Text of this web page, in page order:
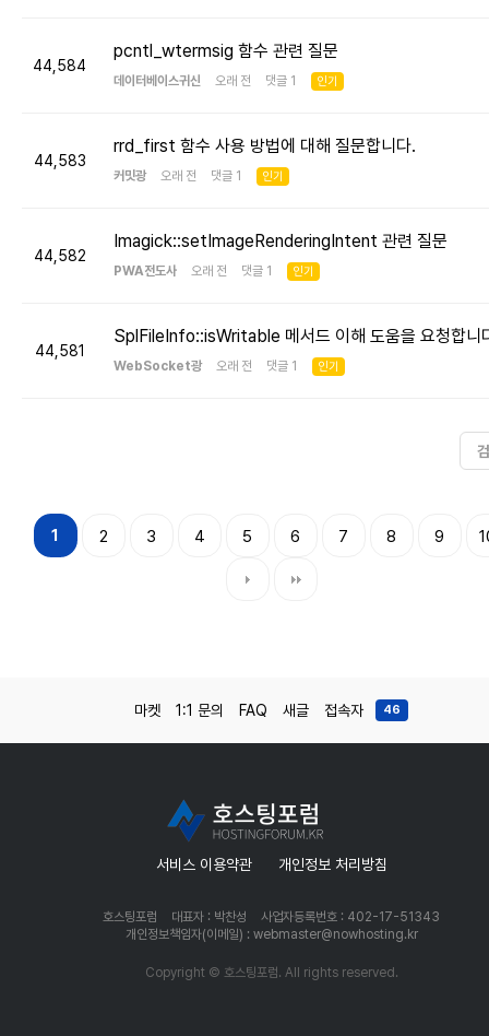
44,584
pcntl_wtermsig 함수 관련 질문
데이터베이스귀신 오래 전 댓글 1 인기
44,583
rrd_first 함수 사용 방법에 대해 질문합니다.
커밋광 오래 전 댓글 1 인기
44,582
Imagick::setImageRenderingIntent 관련 질문
PWA전도사 오래 전 댓글 1 인기
44,581
SplFileInfo::isWritable 메서드 이해 도움을 요청합니
WebSocket광 오래 전 댓글 1 인기
1 2 3 4 5 6 7 8 9
마켓 1:1 문의 FAQ 새글 접속자 46
서비스 이용약관 개인정보 처리방침
호스팅포럼 대표자 : 박찬성
사업자등록번호 : 402-17-51343
개인정보책임자(이메일) : webmaster@nowhosting.kr
Copyright © 호스팅포럼. All rights reserved.